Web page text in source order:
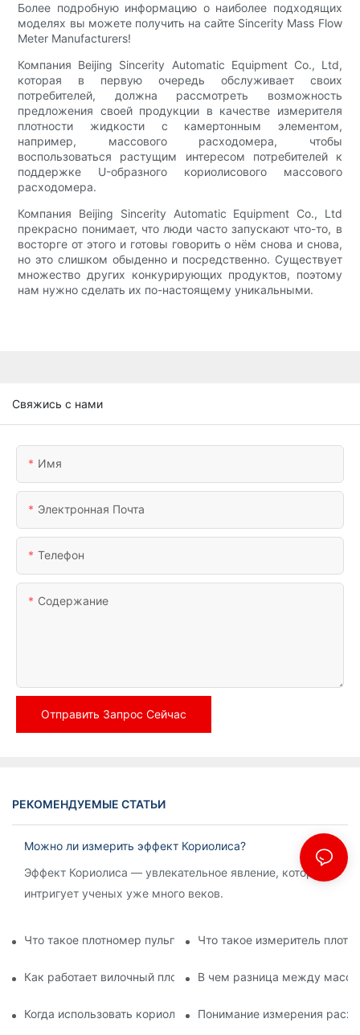
Более подробную информацию о наиболее подходящих
моделях вы можете получить на сайте Sincerity Mass Flow
Meter Manufacturers!
Компания Beijing Sincerity Automatic Equipment Co., Ltd,
которая в первую очередь обслуживает своих
потребителей, должна рассмотреть возможность
предложения своей продукции в качестве измерителя
плотности жидкости с камертонным элементом,
например, массового расходомера, чтобы
воспользоваться растущим интересом потребителей к
поддержке U-образного кориолисового массового
расходомера.
Компания Beijing Sincerity Automatic Equipment Co., Ltd
прекрасно понимает, что люди часто запускают что-то, в
восторге от этого и готовы говорить о нём снова и снова,
но это слишком обыденно и посредственно. Существует
множество других конкурирующих продуктов, поэтому
нам нужно сделать их по-настоящему уникальными.
Свяжись с нами
Имя
Электронная Почта
Телефон
Содержание
Отправить Запрос Сейчас
РЕКОМЕНДУЕМЫЕ СТАТЬИ
Можно ли измерить эффект Кориолиса?
Эффект Кориолиса — увлекательное явление, которое
интригует ученых уже много веков.
Что такое плотномер пульпы? Что такое измеритель
Как работает вилочный плотномер?1В чем разница между
Когда использовать кориолисов расходомер?1
Понимание измерения